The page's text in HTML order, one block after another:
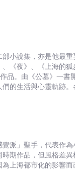
部小說集，亦是他最
《夜》、《上海的
品。由《公墓》一書
的生活與心靈軌跡。
派」聖手，代表作為
期作品，但風格差
上海都市化的影響